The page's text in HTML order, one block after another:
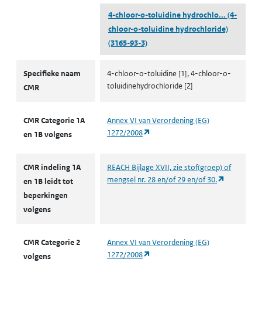
4-chloor-o-toluidine hydrochlo... (4-
chloor-o-toluidine hydrochloride)
(3165-93-3)
Specifieke naam
CMR
4-chloor-o-toluidine [1], 4-chloor-o-
toluidinehydrochloride [2]
CMR Categorie 1A
en 1B volgens
Annex VI van Verordening (EG)
1272/2008
CMR indeling 1A
en 1B leidt tot
beperkingen
volgens
REACH Bijlage XVII, zie stof(groep) of
mengsel nr. 28 en/of 29 en/of 30.
CMR Categorie 2
volgens
Annex VI van Verordening (EG)
1272/2008